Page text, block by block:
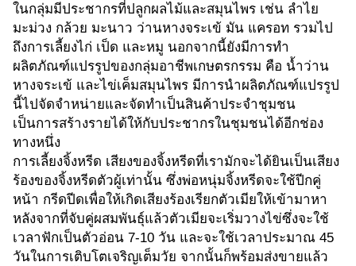
ในกลุ่มมีประชากรที่ปลูกผลไม้และสมุนไพร เช่น ลำไย
มะม่วง กล้วย มะนาว ว่านหางจระเข้ มัน แครอท รวมไป
ถึงการเลี้ยงไก่ เป็ด และหมู นอกจากนี้ยังมีการทำ
ผลิตภัณฑ์แปรรูปของกลุ่มอาชีพเกษตรกรรม คือ น้ำว่าน
หางจระเข้ และไข่เค็มสมุนไพร มีการนำผลิตภัณฑ์แปรรูป
นี้ไปจัดจำหน่ายและจัดทำเป็นสินค้าประจำชุมชน
เป็นการสร้างรายได้ให้กับประชากรในชุมชนได้อีกช่อง
ทางหนึ่ง
การเลี้ยงจิ้งหรีด เสียงของจิ้งหรีดที่เรามักจะได้ยินเป็นเสียง
ร้องของจิ้งหรีดตัวผู้เท่านั้น ซึ่งพ่อหนุ่มจิ้งหรีดจะใช้ปีกคู่
หน้า กรีดปีดเพื่อให้เกิดเสียงร้องเรียกตัวเมียให้เข้ามาหา
หลังจากที่จับคู่ผสมพันธุ์แล้วตัวเมียจะเริ่มวางไข่ซึ่งจะใช้
เวลาฟักเป็นตัวอ่อน 7-10 วัน และจะใช้เวลาประมาณ 45
วันในการเติบโตเจริญเต็มวัย จากนั้นก็พร้อมส่งขายแล้ว